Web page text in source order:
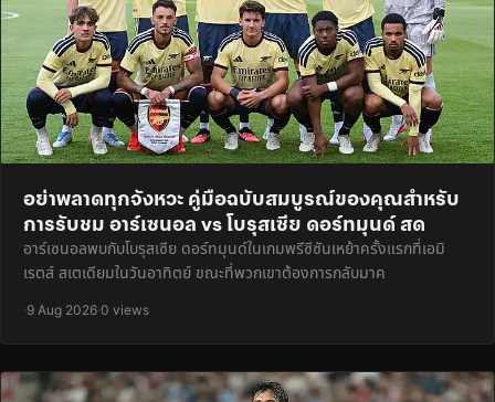
อย่าพลาดทุกจังหวะ คู่มือฉบับสมบูรณ์ของคุณสำหรับ
การรับชม อาร์เซนอล vs โบรุสเซีย ดอร์ทมุนด์ สด
อาร์เซนอลพบกับโบรุสเซีย ดอร์ทมุนด์ในเกมพรีซีซันเหย้าครั้งแรกที่เอมิ
เรตส์ สเตเดียมในวันอาทิตย์ ขณะที่พวกเขาต้องการกลับมาค
·9 Aug 2026·0 views